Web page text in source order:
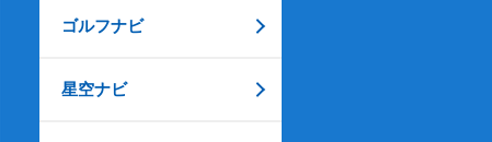
ゴルフナビ
星空ナビ